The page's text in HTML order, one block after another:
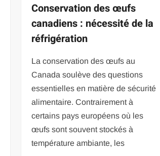
Conservation des œufs
canadiens : nécessité de la
réfrigération
La conservation des œufs au
Canada soulève des questions
essentielles en matière de sécurité
alimentaire. Contrairement à
certains pays européens où les
œufs sont souvent stockés à
température ambiante, les